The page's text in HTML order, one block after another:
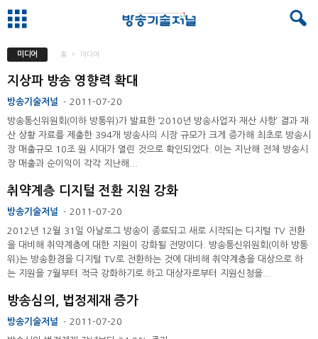
미디어 홈 미디어
지상파 방송 영향력 확대
방송기술저널 - 2011-07-20
방송통신위원회(이하 방통위)가 발표한 ‘2010년 방송사업자 재산 사항’ 결과 재
산 상황 자료를 제출한 394개 방송사의 시장 규모가 크게 증가해 최초로 방송시
장 매출규모 10조 원 시대가 열린 것으로 확인되었다. 이는 지난해 전체 방송시
장 매출과 순이익이 각각 지난해...
취약계층 디지털 전환 지원 강화
방송기술저널 - 2011-07-20
2012년 12월 31일 아날로그 방송이 종료되고 새로 시작되는 디지털 TV 전환
을 대비해 취약계층에 대한 지원이 강화될 전망이다. 방송통신위원회(이하 방통
위)는 방송환경을 디지털 TV로 전환하는 것에 대비해 취약계층을 대상으로 하
는 지원을 7월부터 적극 강화하기로 하고 대상자로부터 지원신청을...
방송심의, 법정제재 증가
방송기술저널 - 2011-07-20